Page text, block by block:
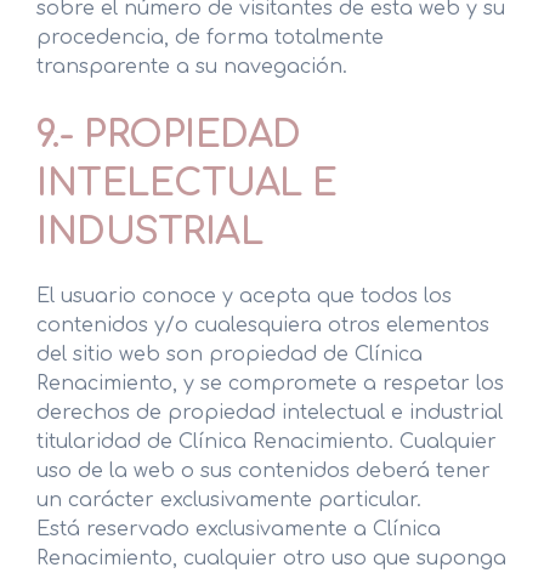
sobre el número de visitantes de esta web y su
procedencia, de forma totalmente
transparente a su navegación.
9.- PROPIEDAD
INTELECTUAL E
INDUSTRIAL
El usuario conoce y acepta que todos los
contenidos y/o cualesquiera otros elementos
del sitio web son propiedad de Clínica
Renacimiento, y se compromete a respetar los
derechos de propiedad intelectual e industrial
titularidad de Clínica Renacimiento. Cualquier
uso de la web o sus contenidos deberá tener
un carácter exclusivamente particular.
Está reservado exclusivamente a Clínica
Renacimiento, cualquier otro uso que suponga